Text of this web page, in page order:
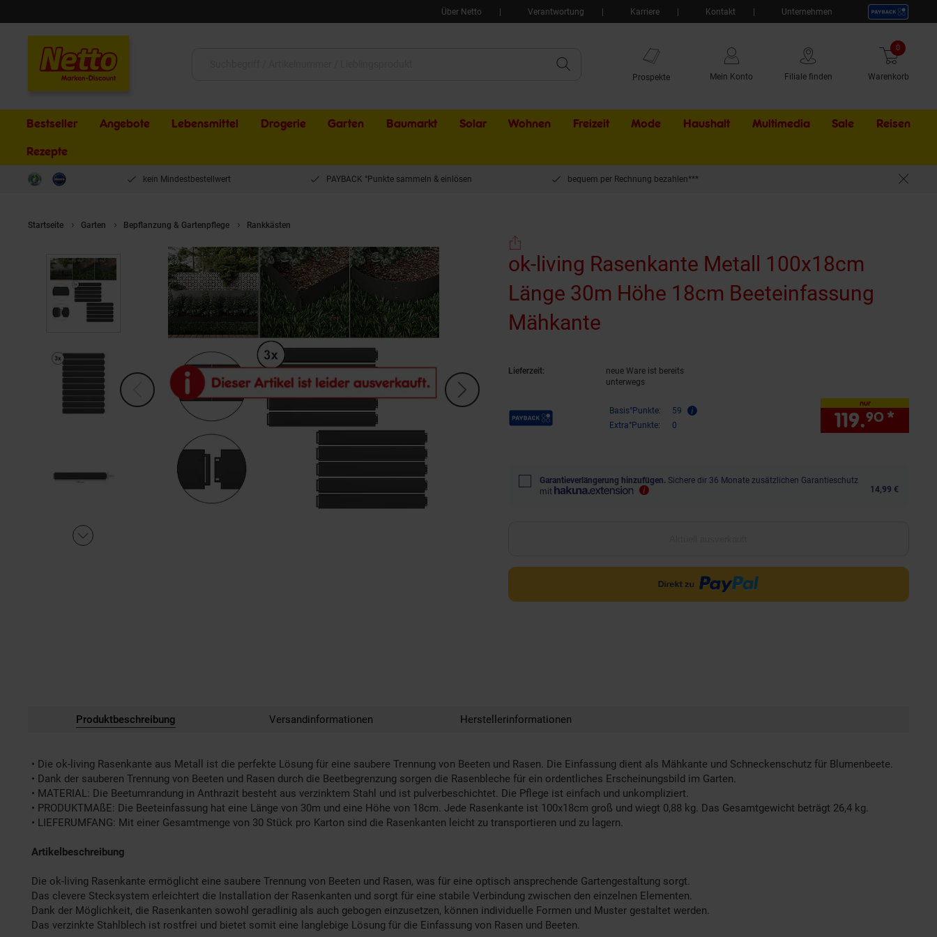
Über Netto Verantwortung Karriere Kontakt Unternehmen
Prospekte Mein Konto Filiale finden Warenkorb
0 Artikel
Bestseller Angebote Lebensmittel Drogerie Garten Baumarkt Solar Wohnen Freizeit Mode Haushalt Multimedia Sale Externer
Reisen
Rezepte
kein Mindestbestellwert PAYBACK °Punkte sammeln & einlösen bequem per Rechnung bezahlen***
Startseite Garten Bepflanzung & Gartenpflege Rankkästen
ok-living Rasenkante Metall 100x18cm
Länge 30m Höhe 18cm Beeteinfassung
Mähkante
Lieferzeit:
neue Ware ist bereits
unterwegs
Payback Punkte Basis°Punkte:
59
Extra°Punkte:
0
nur
119.90 *
Garantieverlängerung hinzufügen. Sichere dir 36 Monate zusätzlichen Garantieschutz
mit
14,99 €
Produktbeschreibung Versandinformationen Herstellerinformationen
• Die ok-living Rasenkante aus Metall ist die perfekte Lösung für eine saubere Trennung von Beeten und Rasen. Die Einfassung dient als Mähkante und Schneckenschutz für Blumenbeete.
• Dank der sauberen Trennung von Beeten und Rasen durch die Beetbegrenzung sorgen die Rasenbleche für ein ordentliches Erscheinungsbild im Garten.
• MATERIAL: Die Beetumrandung in Anthrazit besteht aus verzinktem Stahl und ist pulverbeschichtet. Die Pflege ist einfach und unkompliziert.
• PRODUKTMAßE: Die Beeteinfassung hat eine Länge von 30m und eine Höhe von 18cm. Jede Rasenkante ist 100x18cm groß und wiegt 0,88 kg. Das Gesamtgewicht beträgt 26,4 kg.
• LIEFERUMFANG: Mit einer Gesamtmenge von 30 Stück pro Karton sind die Rasenkanten leicht zu transportieren und zu lagern.
Artikelbeschreibung
Die ok-living Rasenkante ermöglicht eine saubere Trennung von Beeten und Rasen, was für eine optisch ansprechende Gartengestaltung sorgt.
Das clevere Stecksystem erleichtert die Installation der Rasenkanten und sorgt für eine stabile Verbindung zwischen den einzelnen Elementen.
Dank der Möglichkeit, die Rasenkanten sowohl geradlinig als auch gebogen einzusetzen, können individuelle Formen und Muster gestaltet werden.
Das verzinkte Stahlblech ist rostfrei und bietet somit eine langlebige Lösung für die Einfassung von Rasen und Beeten.